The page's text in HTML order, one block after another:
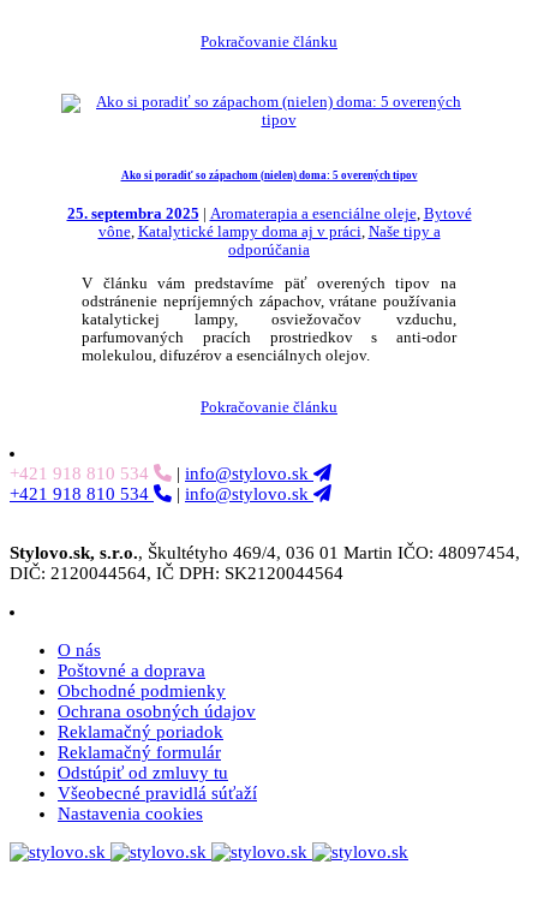
Pokračovanie článku
Ako si poradiť so zápachom (nielen) doma: 5 overených tipov
25. septembra 2025 Aromaterapia a esenciálne oleje, Bytové
vône, Katalytické lampy doma aj v práci, Naše tipy a
odporúčania
V článku vám predstavíme päť overených tipov na
odstránenie nepríjemných zápachov, vrátane používania
katalytickej lampy, osviežovačov vzduchu,
parfumovaných pracích prostriedkov s anti-odor
molekulou, difuzérov a esenciálnych olejov.
Pokračovanie článku
+421 918 810 534 | info@stylovo.sk
+421 918 810 534
| info@stylovo.sk
Stylovo.sk, s.r.o., Škultétyho 469/4, 036 01 Martin IČO: 48097454,
DIČ: 2120044564, IČ DPH: SK2120044564
O nás
Poštovné a doprava
Obchodné podmienky
Ochrana osobných údajov
Reklamačný poriadok
Reklamačný formulár
Odstúpiť od zmluvy tu
Všeobecné pravidlá súťaží
Nastavenia cookies